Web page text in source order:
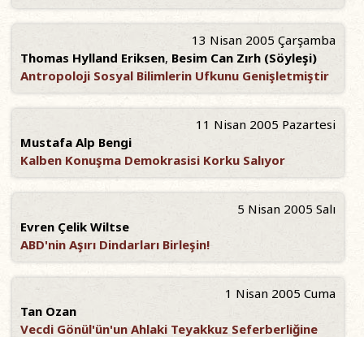
13 Nisan 2005 Çarşamba
Thomas Hylland Eriksen, Besim Can Zırh (Söyleşi)
Antropoloji Sosyal Bilimlerin Ufkunu Genişletmiştir
11 Nisan 2005 Pazartesi
Mustafa Alp Bengi
Kalben Konuşma Demokrasisi Korku Salıyor
5 Nisan 2005 Salı
Evren Çelik Wiltse
ABD'nin Aşırı Dindarları Birleşin!
1 Nisan 2005 Cuma
Tan Ozan
Vecdi Gönül'ün'un Ahlaki Teyakkuz Seferberliğine